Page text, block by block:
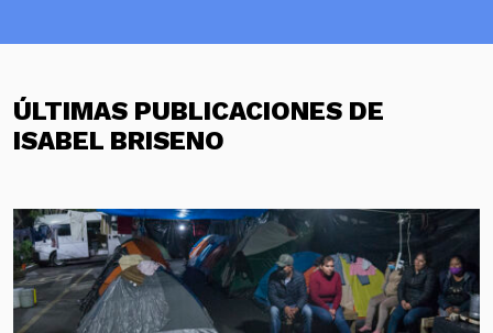
ÚLTIMAS PUBLICACIONES DE
ISABEL BRISENO